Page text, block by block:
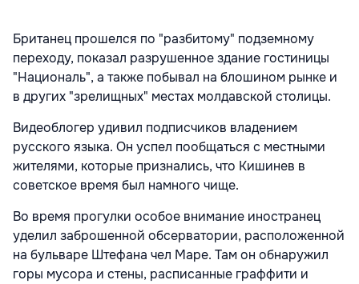
Британец прошелся по "разбитому" подземному
переходу, показал разрушенное здание гостиницы
"Националь", а также побывал на блошином рынке и
в других "зрелищных" местах молдавской столицы.
Видеоблогер удивил подписчиков владением
русского языка. Он успел пообщаться с местными
жителями, которые признались, что Кишинев в
советское время был намного чище.
Во время прогулки особое внимание иностранец
уделил заброшенной обсерватории, расположенной
на бульваре Штефана чел Маре. Там он обнаружил
горы мусора и стены, расписанные граффити и